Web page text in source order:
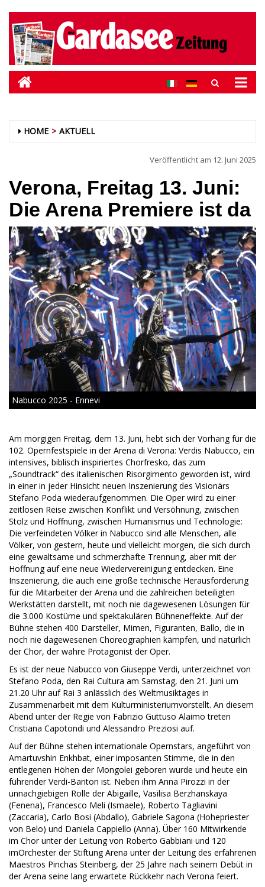
HOME AKTUELL
Veröffentlicht am 12. Juni 2025
Verona, Freitag 13. Juni:
Die Arena Premiere ist da
Nabucco 2025 - Ennevi
Am morgigen Freitag, dem 13. Juni, hebt sich der Vorhang für die
102. Opernfestspiele in der Arena di Verona: Verdis Nabucco, ein
intensives, biblisch inspiriertes Chorfresko, das zum
„Soundtrack“ des italienischen Risorgimento geworden ist, wird
in einer in jeder Hinsicht neuen Inszenierung des Visionärs
Stefano Poda wiederaufgenommen. Die Oper wird zu einer
zeitlosen Reise zwischen Konflikt und Versöhnung, zwischen
Stolz und Hoffnung, zwischen Humanismus und Technologie:
Die verfeindeten Völker in Nabucco sind alle Menschen, alle
Völker, von gestern, heute und vielleicht morgen, die sich durch
eine gewaltsame und schmerzhafte Trennung, aber mit der
Hoffnung auf eine neue Wiedervereinigung entdecken. Eine
Inszenierung, die auch eine große technische Herausforderung
für die Mitarbeiter der Arena und die zahlreichen beteiligten
Werkstätten darstellt, mit noch nie dagewesenen Lösungen für
die 3.000 Kostüme und spektakulären Bühneneffekte. Auf der
Bühne stehen 400 Darsteller, Mimen, Figuranten, Ballo, die in
noch nie dagewesenen Choreographien kämpfen, und natürlich
der Chor, der wahre Protagonist der Oper.
Es ist der neue Nabucco von Giuseppe Verdi, unterzeichnet von
Stefano Poda, den Rai Cultura am Samstag, den 21. Juni um
21.20 Uhr auf Rai 3 anlässlich des Weltmusiktages in
Zusammenarbeit mit dem Kulturministeriumvorstellt. An diesem
Abend unter der Regie von Fabrizio Guttuso Alaimo treten
Cristiana Capotondi und Alessandro Preziosi auf.
Auf der Bühne stehen internationale Opernstars, angeführt von
Amartuvshin Enkhbat, einer imposanten Stimme, die in den
entlegenen Höhen der Mongolei geboren wurde und heute ein
führender Verdi-Bariton ist. Neben ihm Anna Pirozzi in der
unnachgiebigen Rolle der Abigaille, Vasilisa Berzhanskaya
(Fenena), Francesco Meli (Ismaele), Roberto Tagliavini
(Zaccaria), Carlo Bosi (Abdallo), Gabriele Sagona (Hohepriester
von Belo) und Daniela Cappiello (Anna). Über 160 Mitwirkende
im Chor unter der Leitung von Roberto Gabbiani und 120
imOrchester der Stiftung Arena unter der Leitung des erfahrenen
Maestros Pinchas Steinberg, der 25 Jahre nach seinem Debüt in
der Arena seine lang erwartete Rückkehr nach Verona feiert.